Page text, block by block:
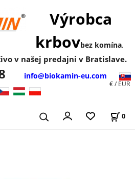
Výrobca
krbovbez komína.
v našej predajni v Bratislave.
info@biokamin-eu.com
0
€ / EUR